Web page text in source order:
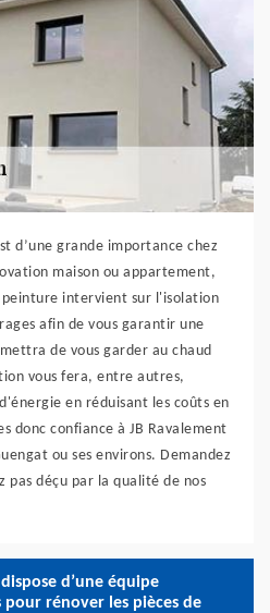
d’une grande importance chez
maison ou appartement,
peinture intervient sur l'isolation
afin de vous garantir une
de vous garder au chaud
vous fera, entre autres,
en réduisant les coûts en
donc confiance à JB Ravalement
ou ses environs. Demandez
pas déçu par la qualité de nos
d’une équipe
pour rénover les pièces de